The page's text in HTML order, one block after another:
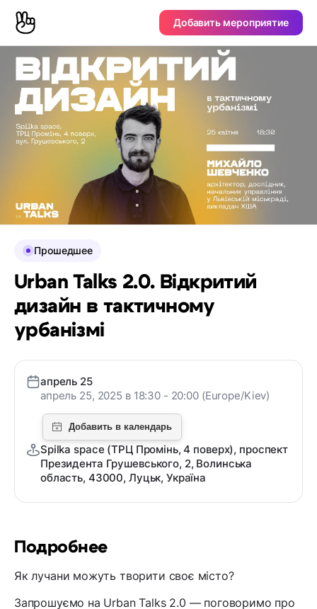
Добавить мероприятие
Подробнее
Як лучани можуть творити своє місто?
Запрошуємо на Urban Talks 2.0 — поговоримо про
Прошедшее
Urban Talks 2.0. Відкритий
дизайн в тактичному
урбанізмі
апрель 25
апрель 25, 2025 в 18:30 - 20:00 (Europe/Kiev)
Spilka space (ТРЦ Промінь, 4 поверх), проспект
Президента Грушевського, 2, Волинська
область, 43000, Луцьк, Україна